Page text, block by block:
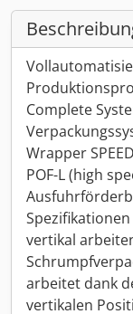
Complete
Wrapper
POF-L (high
vertikal
arbeitet dank
vertikalen